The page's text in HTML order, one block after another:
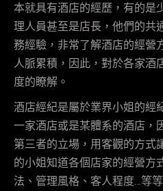
本就具有酒店的經歷，有的是
理人員甚至是店長，他們的共
務經驗，非常了解酒店的經營
人脈累積，因此，對於各家酒
度的瞭解。
酒店經紀是屬於業界小姐的經
一家酒店或是某體系的酒店，
第三者的立場，用客觀的方式
的小姐知道各個店家的經營方
法、管理風格、客人程度…等